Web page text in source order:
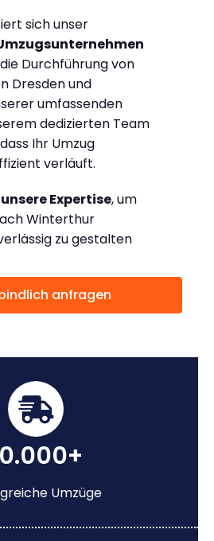
sich unser
Durchführung von
Dresden und
umfassenden
dedizierten Team
Ihr Umzug
verläuft.
unsere Expertise, um
Winterthur
zu gestalten
anfragen
Umzüge